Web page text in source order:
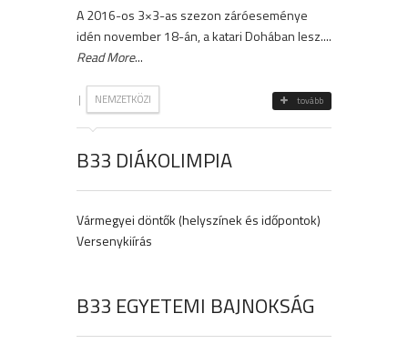
A 2016-os 3×3-as szezon záróeseménye
idén november 18-án, a katari Dohában lesz....
Read More...
| NEMZETKÖZI tovább
B33 DIÁKOLIMPIA
Vármegyei döntők (helyszínek és időpontok)
Versenykiírás
B33 EGYETEMI BAJNOKSÁG